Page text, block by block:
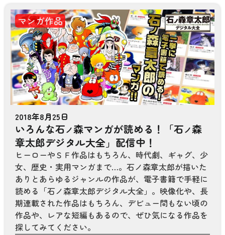
マンガ作品
2018年8月25日
いろんな石ノ森マンガが読める！「石ノ森
章太郎デジタル大全」配信中！
ヒーローやＳＦ作品はもちろん、時代劇、ギャグ、少
女、歴史・実用マンガまで…。石ノ森章太郎が描いた
ありとあらゆるジャンルの作品が、電子書籍で手軽に
読める「石ノ森章太郎デジタル大全」。映像化や、長
期連載された作品はもちろん、デビュー間もない頃の
作品や、レアな短編もあるので、ぜひ気になる作品を
探してみてください。